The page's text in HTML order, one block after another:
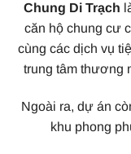
Chung Di Trạch
căn hộ chung cư
cùng các dịch vụ
trung tâm thương
Ngoài ra, dự án
khu phong